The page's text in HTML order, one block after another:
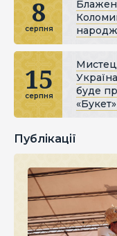
8
серпня
15
серпня
буде
Публікації